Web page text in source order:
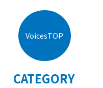
VoicesTOP
CATEGORY